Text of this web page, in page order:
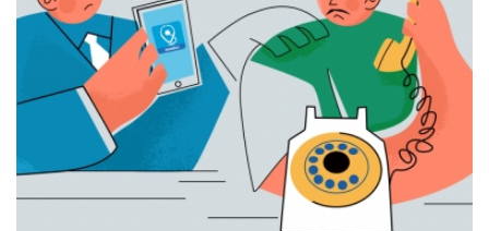
ค้นหา
TWEET LINE EMAIL